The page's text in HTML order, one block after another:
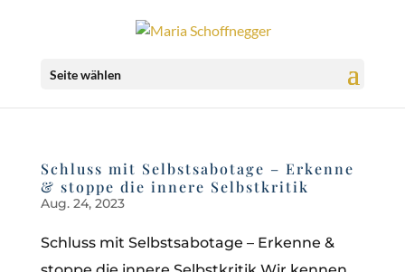
Seite wählen
Schluss mit Selbstsabotage – Erkenne
& stoppe die innere Selbstkritik
Aug. 24, 2023
Schluss mit Selbstsabotage – Erkenne &